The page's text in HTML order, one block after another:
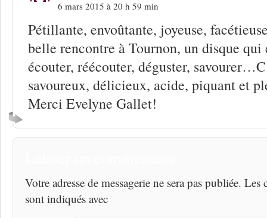
6 mars 2015 à 20 h 59 min
Pétillante, envoûtante, joyeuse,
belle rencontre à Tournon, un disque qui
écouter, réécouter, déguster,
savoureux, délicieux, acide, piquant et
Merci Evelyne Gallet!
Votre adresse de messagerie ne sera pas publiée.
sont indiqués avec